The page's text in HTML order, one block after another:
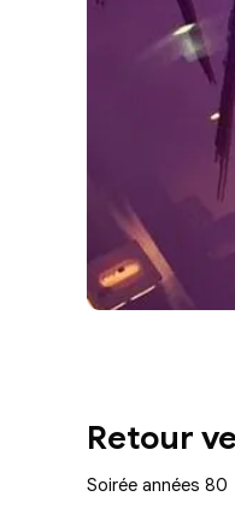
Retour
Soirée années 80